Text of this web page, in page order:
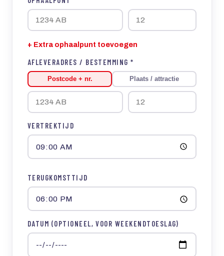
+ Extra ophaalpunt toevoegen
AFLEVERADRES / BESTEMMING *
Postcode + nr. Plaats / attractie
VERTREKTIJD
TERUGKOMSTTIJD
DATUM (OPTIONEEL, VOOR WEEKENDTOESLAG)